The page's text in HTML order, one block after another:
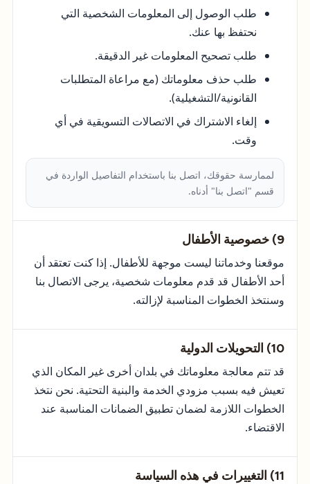
طلب الوصول إلى المعلومات الشخصية التي
نحتفظ بها عنك.
طلب تصحيح المعلومات غير الدقيقة.
طلب حذف معلوماتك (مع مراعاة المتطلبات
القانونية/التشغيلية).
إلغاء الاشتراك في الاتصالات التسويقية في أي
وقت.
لممارسة حقوقك، اتصل بنا باستخدام التفاصيل الواردة في
قسم "اتصل بنا" أدناه.
9) خصوصية الأطفال
موقعنا وخدماتنا ليست موجهة للأطفال. إذا كنت تعتقد أن
أحد الأطفال قد قدم معلومات شخصية، يرجى الاتصال بنا
وسنتخذ الخطوات المناسبة لإزالته.
10) التحويلات الدولية
قد تتم معالجة معلوماتك في بلدان أخرى غير المكان الذي
تعيش فيه بسبب مزودي الخدمة والبنية التحتية. نحن نتخذ
الخطوات اللازمة لضمان تطبيق الضمانات المناسبة عند
الاقتضاء.
11) التغييرات في هذه السياسة